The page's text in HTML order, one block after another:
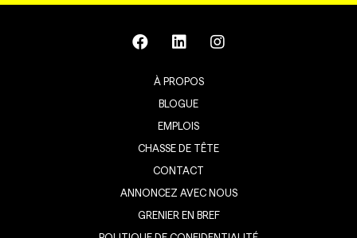
À PROPOS
BLOGUE
EMPLOIS
CHASSE DE TÊTE
CONTACT
ANNONCEZ AVEC NOUS
GRENIER EN BREF